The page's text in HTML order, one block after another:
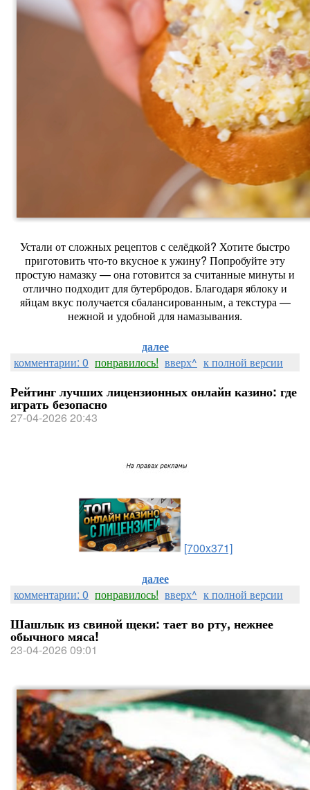
Устали от сложных рецептов с селёдкой? Хотите быстро
приготовить что‑то вкусное к ужину? Попробуйте эту
простую намазку — она готовится за считанные минуты и
отлично подходит для бутербродов. Благодаря яблоку и
яйцам вкус получается сбалансированным, а текстура —
нежной и удобной для намазывания.
далее
комментарии: 0 понравилось! вверх^ к полной версии
Рейтинг лучших лицензионных онлайн казино: где
играть безопасно
27-04-2026 20:43
[700x371]
далее
комментарии: 0 понравилось! вверх^ к полной версии
Шашлык из свиной щеки: тает во рту, нежнее
обычного мяса!
23-04-2026 09:01